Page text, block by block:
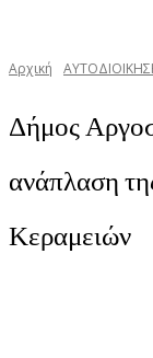
Αρχική
Δήμος
ανάπλαση
Κεραμειών